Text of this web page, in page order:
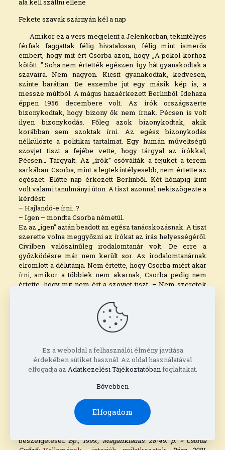
alá kell szállni ellene
Fekete szavak szárnyán kél a nap
Amikor ez a vers megjelent a Jelenkorban, tekintélyes
férfiak faggattak félig hivatalosan, félig mint ismerős
embert, hogy mit ért Csorba azon, hogy „A pokol korhoz
kötött…” Soha nem értették egészen. Így hát gyanakodtak a
szavaira. Nem nagyon. Kicsit gyanakodtak, kedvesen,
szinte barátian. De eszembe jut egy másik kép is, a
messze múltból. A mágus hazaérkezett Berlinből. Idehaza
éppen 1956 decembere volt. Az írók országszerte
bizonykodtak, hogy bizony ők nem írnak. Pécsen is volt
ilyen bizonykodás. Főleg azok bizonykodtak, akik
korábban sem szoktak írni. Az egész bizonykodás
nélkülözte a politikai tartalmat. Egy humán műveltségű
szovjet tiszt a fejébe vette, hogy tárgyal az írókkal,
Pécsen… Tárgyalt. Az „írók” csóválták a fejüket a terem
sarkában. Csorba, mint a legtekintélyesebb, nem értette az
egészet. Előtte nap érkezett Berlinből. Két hónapig kint
volt valami tanulmányi úton. A tiszt azonnal nekiszögezte a
kérdést:
– Hajlandó-e írni…?
– Igen – mondta Csorba németül.
Ez az „igen” aztán beadott az egész tanácskozásnak. A tiszt
szerette volna meggyőzni az írókat az írás helyességéről.
Civilben valószínűleg irodalomtanár volt. De erre a
győzködésre már nem került sor. Az irodalomtanárnak
elromlott a délutánja. Nem értette, hogy Csorba miért akar
írni, amikor a többiek nem akarnak, Csorba pedig nem
értette, hogy mit nem ért a szovjet tiszt. – Nem szeretek
Csorba-verseket olvasok hazáig.
Bogácsné, ugyebár, Bogács-
és, ugyebár, megteheti.
Hatlövetű a zsebében,
ugyebár, megteheti,
A Jelenkor 1970. 10. számában megjelent interjú (867-874 p.)
szövege. Megjelent még = Bertha Bulcsu:Meztelen a király
beszélgetései. Bp., 1999., Magánkiadás. 28-49. p. = Csorba
Ez a weboldal a felhasználói élmény javítása
érdekében sütiket használ. Az oldal használatával
elfogadja az Adatkezelési Tájékoztatóbanfoglaltakat.
Bővebben
Elfogadom